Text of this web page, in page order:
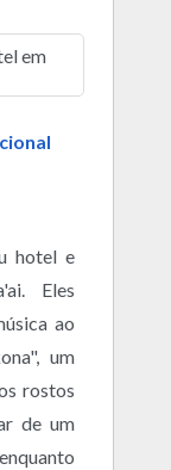
em
hotel e
Eles
ao
um
rostos
de um